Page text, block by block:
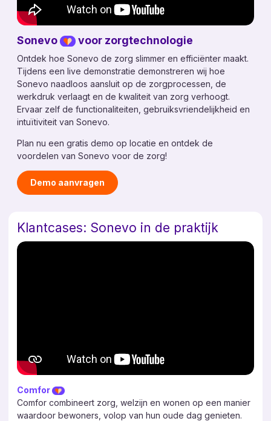
Sonevo voor zorgtechnologie
Ontdek hoe Sonevo de zorg slimmer en efficiënter maakt.
Tijdens een live demonstratie demonstreren wij hoe
Sonevo naadloos aansluit op de zorgprocessen, de
werkdruk verlaagt en de kwaliteit van zorg verhoogt.
Ervaar zelf de functionaliteiten, gebruiksvriendelijkheid en
intuïtiviteit van Sonevo.
Plan nu een gratis demo op locatie en ontdek de
voordelen van Sonevo voor de zorg!
Demo aanvragen
Klantcases: Sonevo in de praktijk
Comfor
Comfor combineert zorg, welzijn en wonen op een manier
waardoor bewoners, volop van hun oude dag genieten.